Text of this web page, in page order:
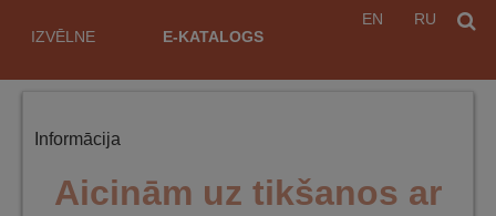
IZVĒLNE E-KATALOGS
EN RU
Informācija
Aicinām uz tikšanos ar